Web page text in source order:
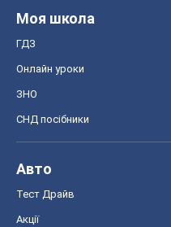
Моя школа
ГДЗ
Онлайн уроки
ЗНО
СНД посібники
Авто
Тест Драйв
Акції